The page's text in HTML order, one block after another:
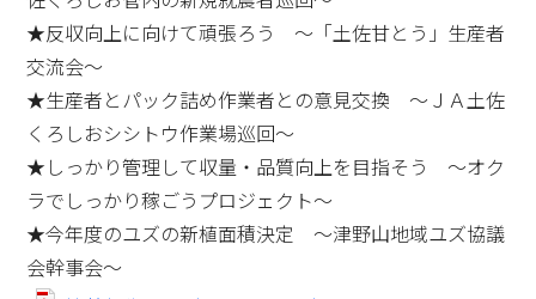
★反収向上に向けて頑張ろう ～「土佐甘とう」生産者
交流会～
★生産者とパック詰め作業者との意見交換 ～ＪＡ土佐
くろしおシシトウ作業場巡回～
★しっかり管理して収量・品質向上を目指そう ～オク
ラでしっかり稼ごうプロジェクト～
★今年度のユズの新植面積決定 ～津野山地域ユズ協議
会幹事会～